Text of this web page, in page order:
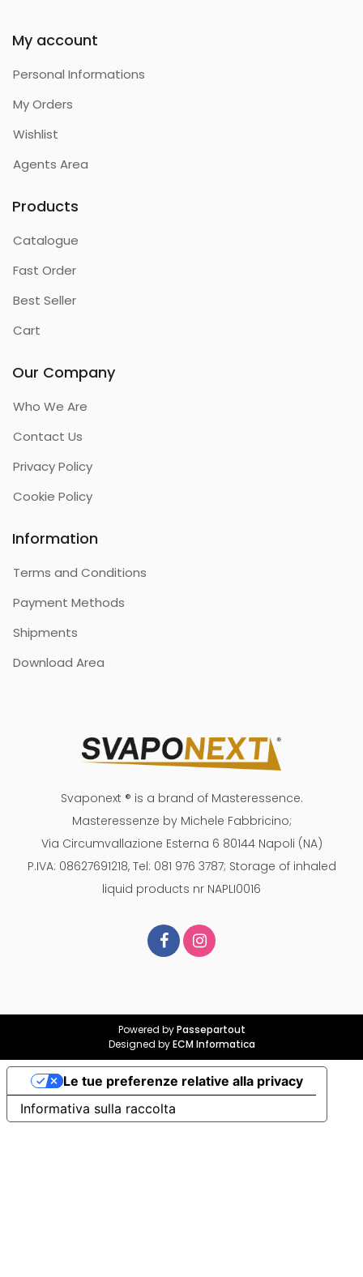
My account
Personal Informations
My Orders
Wishlist
Agents Area
Products
Catalogue
Fast Order
Best Seller
Cart
Our Company
Who We Are
Contact Us
Privacy Policy
Cookie Policy
Information
Terms and Conditions
Payment Methods
Shipments
Download Area
Svaponext ® is a brand of Masteressence.
Masteressenze by Michele Fabbricino;
Via Circumvallazione Esterna 6 80144 Napoli (NA)
P.IVA: 08627691218, Tel: 081 976 3787; Storage of inhaled
liquid products nr NAPLI0016
Powered byPassepartout
Designed byECM Informatica
Informativa sulla raccolta
Le tue preferenze relative alla privacy